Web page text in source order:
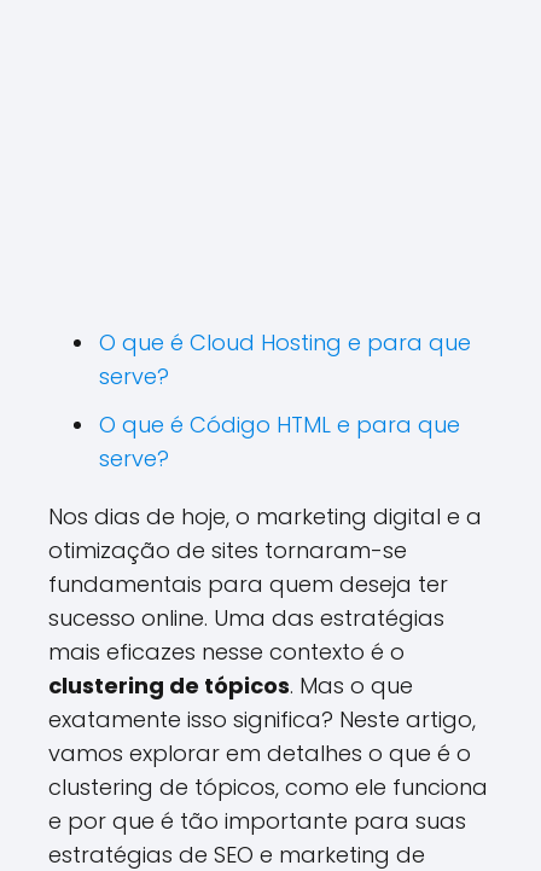
O que é Cloud Hosting e para que
serve?
O que é Código HTML e para que
serve?
Nos dias de hoje, o marketing digital e a
otimização de sites tornaram-se
fundamentais para quem deseja ter
sucesso online. Uma das estratégias
mais eficazes nesse contexto é o
clustering de tópicos. Mas o que
exatamente isso significa? Neste artigo,
vamos explorar em detalhes o que é o
clustering de tópicos, como ele funciona
e por que é tão importante para suas
estratégias de SEO e marketing de